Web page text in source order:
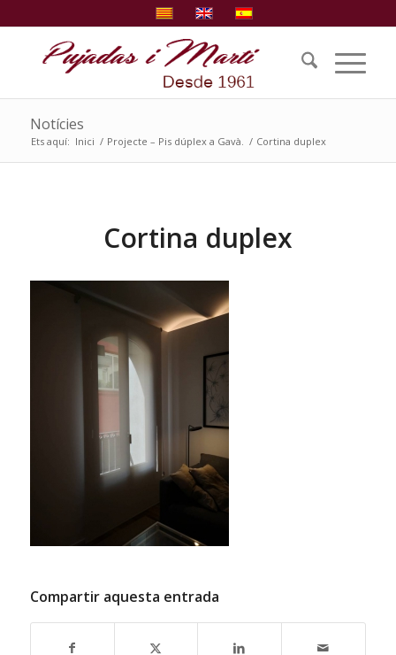
Notícies
Ets aquí: Inici / Projecte – Pis dúplex a Gavà. / Cortina duplex
Cortina duplex
Compartir aquesta entrada